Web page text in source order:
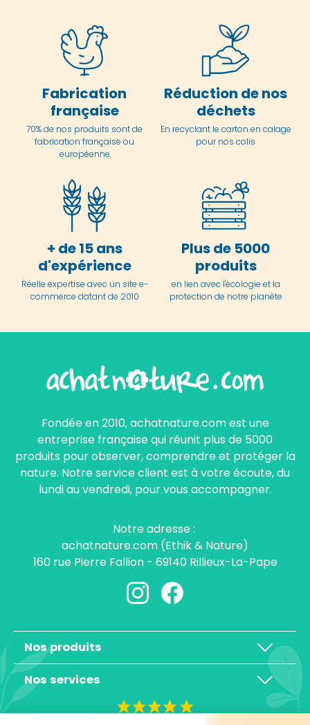
Fabrication
française
70% de nos produits sont de
fabrication française ou
européenne
Réduction de nos
déchets
En recyclant le carton en calage
pour nos colis
+ de 15 ans
d'expérience
Réelle expertise avec un site e-
commerce datant de 2010
Plus de 5000
produits
en lien avec l'écologie et la
protection de notre planète
Fondée en 2010, achatnature.com est une
entreprise française qui réunit plus de 5000
produits pour observer, comprendre et protéger la
nature. Notre service client est à votre écoute, du
lundi au vendredi, pour vous accompagner.
Notre adresse :
achatnature.com (Ethik & Nature)
160 rue Pierre Fallion - 69140 Rillieux-La-Pape
Nos produits
Nos services